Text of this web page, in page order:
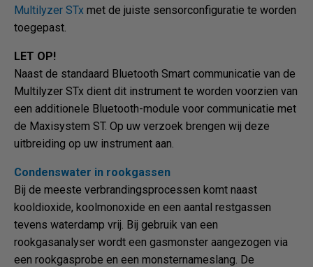
Multilyzer STx met de juiste sensorconfiguratie te worden
toegepast.
LET OP!
Naast de standaard Bluetooth Smart communicatie van de
Multilyzer STx dient dit instrument te worden voorzien van
een additionele Bluetooth-module voor communicatie met
de Maxisystem ST. Op uw verzoek brengen wij deze
uitbreiding op uw instrument aan.
Condenswater in rookgassen
Bij de meeste verbrandingsprocessen komt naast
kooldioxide, koolmonoxide en een aantal restgassen
tevens waterdamp vrij. Bij gebruik van een
rookgasanalyser wordt een gasmonster aangezogen via
een rookgasprobe en een monsternameslang. De